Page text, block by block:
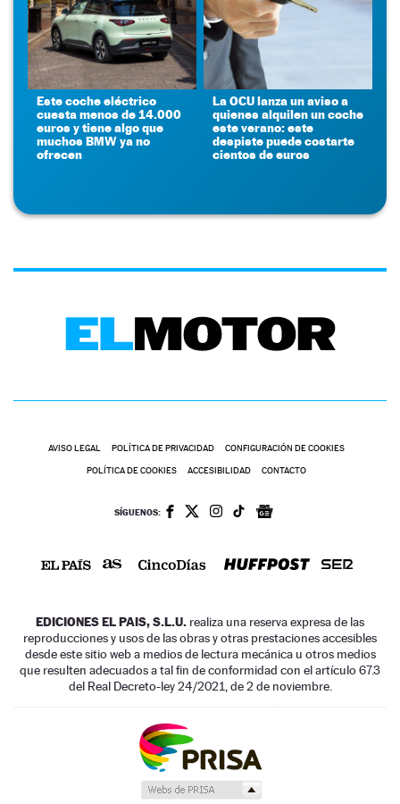
Este coche eléctrico
cuesta menos de 14.000
euros y tiene algo que
muchos BMW ya no
ofrecen
La OCU lanza un aviso a
quienes alquilen un coche
este verano: este
despiste puede costarte
cientos de euros
AVISO LEGAL POLÍTICA DE PRIVACIDAD CONFIGURACIÓN DE COOKIES
POLÍTICA DE COOKIES ACCESIBILIDAD CONTACTO
SÍGUENOS:
EDICIONES EL PAIS, S.L.U. realiza una reserva expresa de las
reproducciones y usos de las obras y otras prestaciones accesibles
desde este sitio web a medios de lectura mecánica u otros medios
que resulten adecuados a tal fin de conformidad con el artículo 67.3
del Real Decreto-ley 24/2021, de 2 de noviembre.